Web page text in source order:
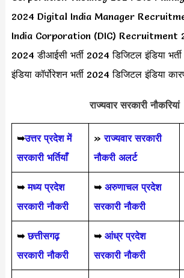
2024 Digital India Manager
India Corporation (DIC) Recruitment
2024 डीआईसी भर्ती 2024 डिजिटल इंडिया
इंडिया कॉर्पोरेशन भर्ती 2024 डिजिटल इंडिया
राज्यवार सरकारी नौकरियां
➥उत्तर प्रदेश में
सरकारी भर्तियाँ
»राज्यवार सरकारी
नौकरी अलर्ट
➥ मध्य प्रदेश
सरकारी नौकरी
➥ अरुणाचल प्रदेश
सरकारी नौकरी
➥ छत्तीसगढ़
सरकारी नौकरी
➥ आंध्र प्रदेश
सरकारी नौकरी